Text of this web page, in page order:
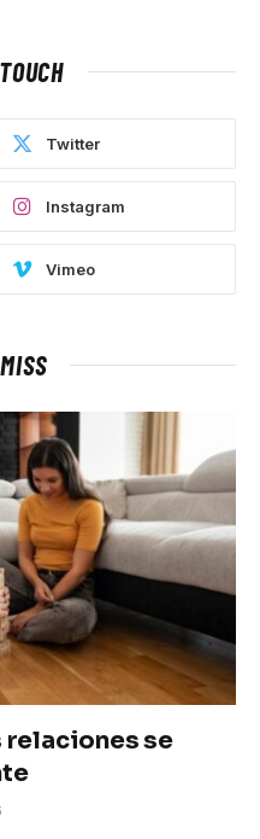
Twitter
Instagram
Vimeo
relaciones se